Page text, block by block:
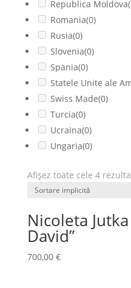
Republica Moldova
Romania(0)
Rusia(0)
Slovenia(0)
Spania(0)
Statele Unite ale
Swiss Made(0)
Turcia(0)
Ucraina(0)
Ungaria(0)
Afișez toate cele 4
Nicoleta
David”
700,00 €